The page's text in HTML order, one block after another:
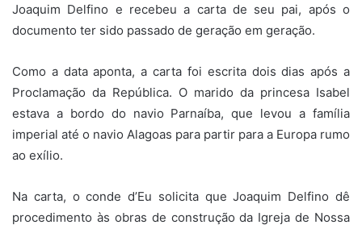
Joaquim Delfino e recebeu a carta de seu pai, após o
documento ter sido passado de geração em geração.
Como a data aponta, a carta foi escrita dois dias após a
Proclamação da República. O marido da princesa Isabel
estava a bordo do navio Parnaíba, que levou a família
imperial até o navio Alagoas para partir para a Europa rumo
ao exílio.
Na carta, o conde d’Eu solicita que Joaquim Delfino dê
procedimento às obras de construção da Igreja de Nossa